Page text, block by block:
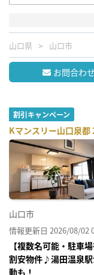
山口県 山口市
お問合わせ
割引キャンペーン
Kマンスリー山口泉
山口市
情報更新日 2026/08/02
【複数名可能・駐車
割安物件♪湯田温泉
動も！